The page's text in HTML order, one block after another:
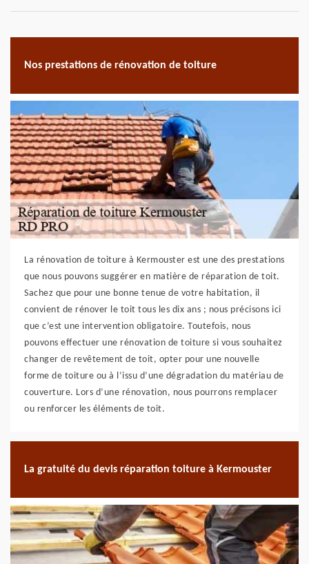
Nos prestations de rénovation de toiture
La rénovation de toiture à Kermouster est une des prestations
que nous pouvons suggérer en matière de réparation de toit.
Sachez que pour une bonne tenue de votre habitation, il
convient de rénover le toit tous les dix ans ; nous précisons ici
que c’est une intervention obligatoire. Toutefois, nous
pouvons effectuer une rénovation de toiture si vous souhaitez
changer de revêtement de toit, opter pour une nouvelle
forme de toiture ou à l’issu d’une dégradation du matériau de
couverture. Lors d’une rénovation, nous pourrons remplacer
ou renforcer les éléments de toit.
La gratuité du devis réparation toiture à Kermouster